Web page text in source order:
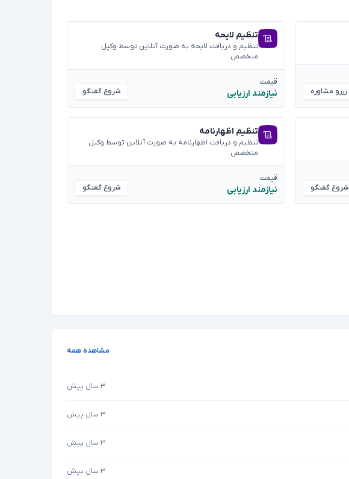
رزرو مشاوره
تنظیم لایحه
تنظیم و دریافت لایحه به صورت آنلاین توسط وکیل
متخصص
قیمت
نیازمند ارزیابی شروع گفتگو
شروع گفتگو
تنظیم اظهارنامه
تنظیم و دریافت اظهارنامه به صورت آنلاین توسط وکیل
متخصص
قیمت
نیازمند ارزیابی شروع گفتگو
مشاهده همه
۳ سال پیش
۳ سال پیش
۳ سال پیش
۳ سال پیش